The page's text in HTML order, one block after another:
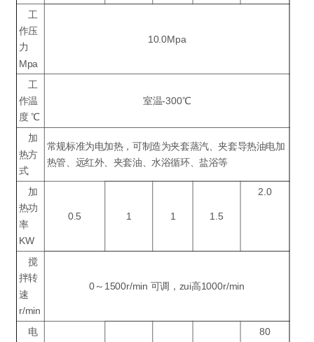
工
作压
力
Mpa
10.0Mpa
工
作温
度 ℃
室温-300℃
加
热方
式
常规标准为电加热，可制造为夹套蒸汽、夹套导热油电加
热管、远红外、夹套油、水浴循环、盐浴等
加
热功
率
KW
0.5 1 1 1.5
2.0
搅
拌转
速
r/min
0～1500r/min 可调，zui高1000r/min
电 80